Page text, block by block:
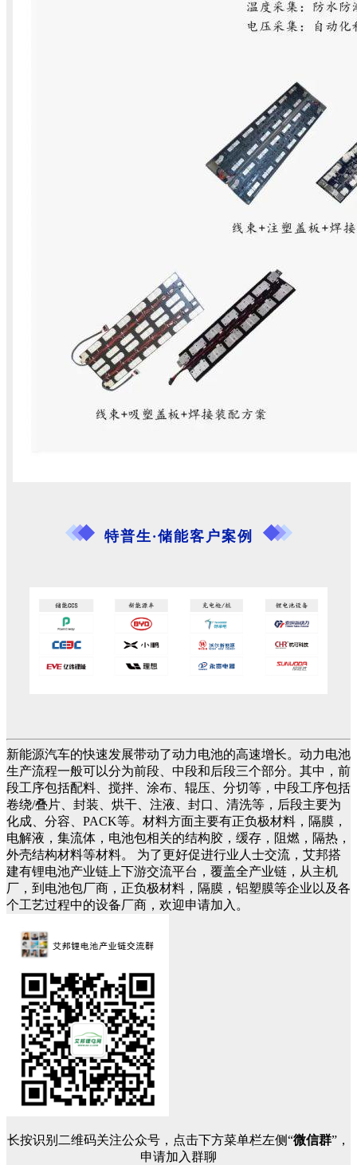
特普生·储能客户案例
新能源汽车的快速发展带动了动力电池的高速增长。动力电池
生产流程一般可以分为前段、中段和后段三个部分。其中，前
段工序包括配料、搅拌、涂布、辊压、分切等，中段工序包括
卷绕/叠片、封装、烘干、注液、封口、清洗等，后段主要为
化成、分容、PACK等。材料方面主要有正负极材料，隔膜，
电解液，集流体，电池包相关的结构胶，缓存，阻燃，隔热，
外壳结构材料等材料。 为了更好促进行业人士交流，艾邦搭
建有锂电池产业链上下游交流平台，覆盖全产业链，从主机
厂，到电池包厂商，正负极材料，隔膜，铝塑膜等企业以及各
个工艺过程中的设备厂商，欢迎申请加入。
长按识别二维码关注公众号，点击下方菜单栏左侧“微信群”，
申请加入群聊